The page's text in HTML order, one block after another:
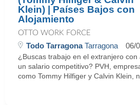
Klein) | Países Bajos con
Alojamiento
OTTO WORK FORCE
Todo TarragonaTarragona 06/
¿Buscas trabajo en el extranjero
un salario competitivo? PVH,
como Tommy Hilfiger y Calvin Klein,